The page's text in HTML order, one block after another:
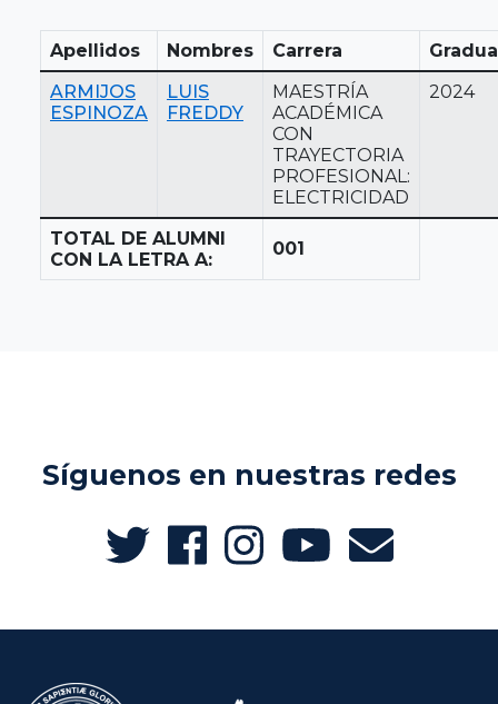
Apellidos Nombres Carrera
ARMIJOS
ESPINOZA
LUIS
FREDDY
MAESTRÍA
ACADÉMICA
CON
TRAYECTORIA
PROFESIONAL:
ELECTRICIDAD
2024
TOTAL DE ALUMNI
CON LA LETRA A:
001
Síguenos en nuestras redes